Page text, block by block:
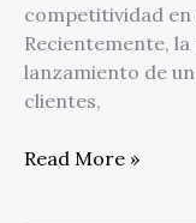
competitividad
Recientemente,
lanzamiento de
clientes,
Read More »